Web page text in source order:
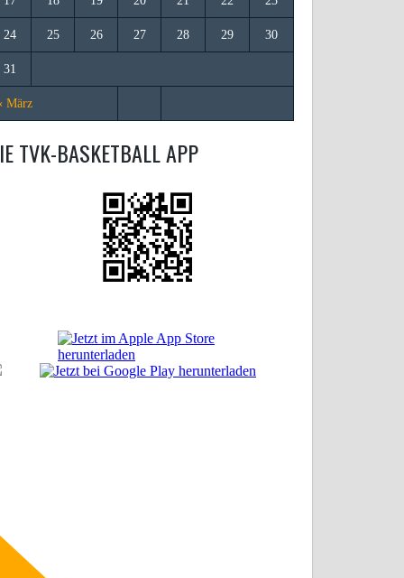
März
24 25 26 27 28 29 30
31
TVK-BASKETBALL APP